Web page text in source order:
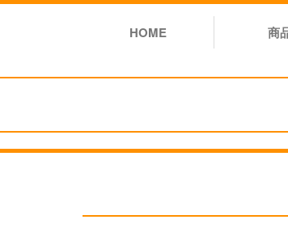
HOME 商